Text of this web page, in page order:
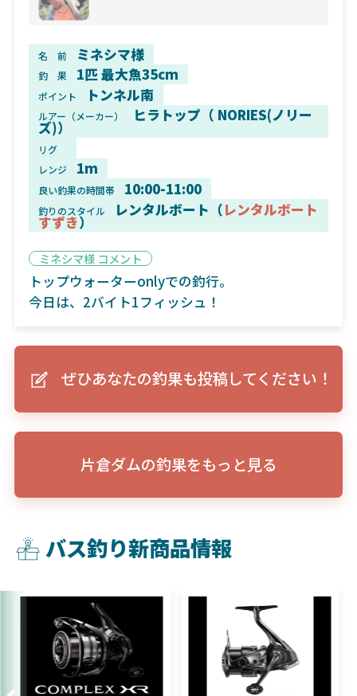
名 前 ミネシマ様
釣 果 1匹 最大魚35cm
ポイント トンネル南
ルアー（メーカー） ヒラトップ（ NORIES(ノリー
ズ)）
リグ
レンジ
1m
良い釣果の時間帯 10:00-11:00
釣りのスタイル レンタルボート（レンタルボート
すずき）
ミネシマ様 コメント
トップウォーターonlyでの釣行。
今日は、2バイト1フィッシュ！
ぜひあなたの釣果も投稿してください！
片倉ダムの釣果をもっと見る
バス釣り新商品情報